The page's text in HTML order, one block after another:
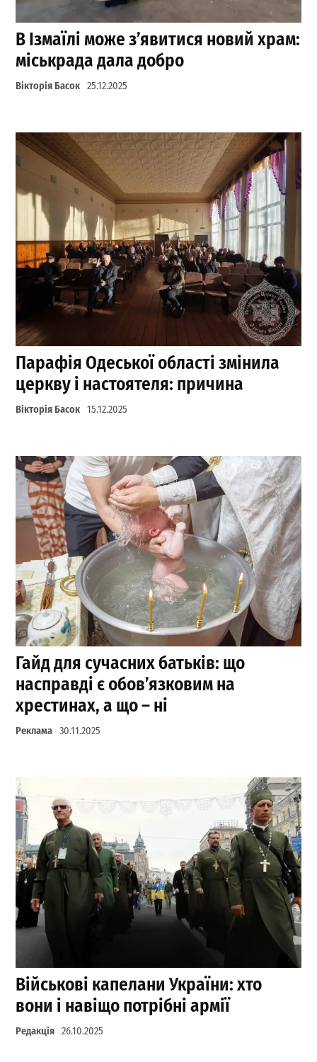
В Ізмаїлі може з’явитися новий храм:
міськрада дала добро
Вікторія Басок 25.12.2025
Парафія Одеської області змінила
церкву і настоятеля: причина
Вікторія Басок 15.12.2025
Гайд для сучасних батьків: що
насправді є обов’язковим на
хрестинах, а що – ні
Реклама 30.11.2025
Військові капелани України: хто
вони і навіщо потрібні армії
Редакція 26.10.2025